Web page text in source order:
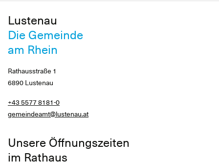
Lustenau
Die Gemeinde
am Rhein
Rathausstraße 1
6890 Lustenau
+43 5577 8181-0
gemeindeamt@lustenau.at
Unsere Öffnungszeiten
im Rathaus